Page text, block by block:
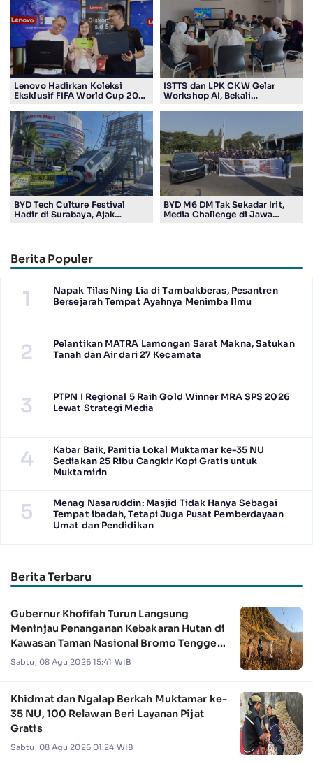
Lenovo Hadirkan Koleksi
Eksklusif FIFA World Cup 2026
Penggemar Teknologi dan
Sepak Bola
ISTTS dan LPK CKW Gelar
Workshop AI, Bekali
Digital
BYD Tech Culture Festival
Hadir di Surabaya, Ajak
BYD M6 DM Tak Sekadar Irit,
Media Challenge di Jawa
Berita Populer
1
Napak Tilas Ning Lia di Tambakberas, Pesantren
Bersejarah Tempat Ayahnya Menimba Ilmu
2
Pelantikan MATRA Lamongan Sarat Makna, Satukan
Tanah dan Air dari 27 Kecamata
3
PTPN I Regional 5 Raih Gold Winner MRA SPS 2026
Lewat Strategi Media
4
Kabar Baik, Panitia Lokal Muktamar ke-35 NU
Sediakan 25 Ribu Cangkir Kopi Gratis untuk
Muktamirin
5
Menag Nasaruddin: Masjid Tidak Hanya Sebagai
Tempat ibadah, Tetapi Juga Pusat Pemberdayaan
Umat dan Pendidikan
Berita Terbaru
Gubernur Khofifah Turun Langsung
Meninjau Penanganan Kebakaran Hutan di
Kawasan Taman Nasional Bromo Tengger
Semeru
Sabtu, 08 Agu 2026 15:41 WIB
Khidmat dan Ngalap Berkah Muktamar ke-
35 NU, 100 Relawan Beri Layanan Pijat
Gratis
Sabtu, 08 Agu 2026 01:24 WIB